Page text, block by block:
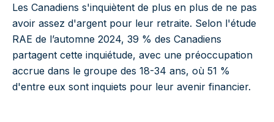
Les Canadiens s'inquiètent de plus en plus de ne pas
avoir assez d'argent pour leur retraite. Selon l'étude
RAE de l’automne 2024, 39 % des Canadiens
partagent cette inquiétude, avec une préoccupation
accrue dans le groupe des 18-34 ans, où 51 %
d'entre eux sont inquiets pour leur avenir financier.